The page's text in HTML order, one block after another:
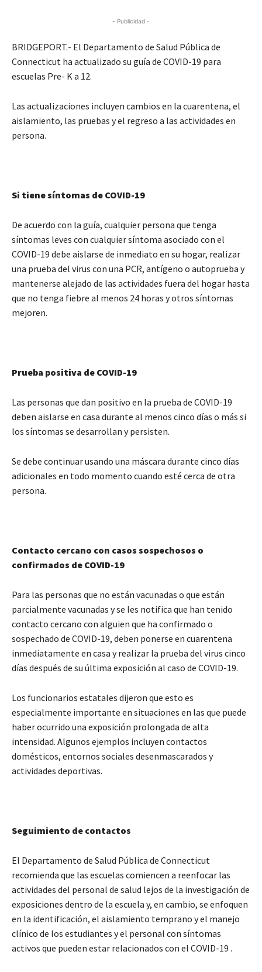
- Publicidad -
BRIDGEPORT.- El Departamento de Salud Pública de
Connecticut ha actualizado su guía de COVID-19 para
escuelas Pre- K a 12.
Las actualizaciones incluyen cambios en la cuarentena, el
aislamiento, las pruebas y el regreso a las actividades en
persona.
Si tiene síntomas de COVID-19
De acuerdo con la guía, cualquier persona que tenga
síntomas leves con cualquier síntoma asociado con el
COVID-19 debe aislarse de inmediato en su hogar, realizar
una prueba del virus con una PCR, antígeno o autoprueba y
mantenerse alejado de las actividades fuera del hogar hasta
que no tenga fiebre al menos 24 horas y otros síntomas
mejoren.
Prueba positiva de COVID-19
Las personas que dan positivo en la prueba de COVID-19
deben aislarse en casa durante al menos cinco días o más si
los síntomas se desarrollan y persisten.
Se debe continuar usando una máscara durante cinco días
adicionales en todo momento cuando esté cerca de otra
persona.
Contacto cercano con casos sospechosos o
confirmados de COVID-19
Para las personas que no están vacunadas o que están
parcialmente vacunadas y se les notifica que han tenido
contacto cercano con alguien que ha confirmado o
sospechado de COVID-19, deben ponerse en cuarentena
inmediatamente en casa y realizar la prueba del virus cinco
días después de su última exposición al caso de COVID-19.
Los funcionarios estatales dijeron que esto es
especialmente importante en situaciones en las que puede
haber ocurrido una exposición prolongada de alta
intensidad. Algunos ejemplos incluyen contactos
domésticos, entornos sociales desenmascarados y
actividades deportivas.
Seguimiento de contactos
El Departamento de Salud Pública de Connecticut
recomienda que las escuelas comiencen a reenfocar las
actividades del personal de salud lejos de la investigación de
exposiciones dentro de la escuela y, en cambio, se enfoquen
en la identificación, el aislamiento temprano y el manejo
clínico de los estudiantes y el personal con síntomas
activos que pueden estar relacionados con el COVID-19 .